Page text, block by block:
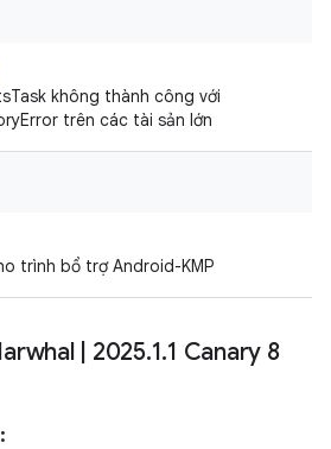
không thành công với
trên các tài sản lớn
trình bổ trợ Android-KMP
2025.1.1 Canary 8